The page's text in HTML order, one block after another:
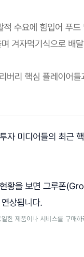
적 수요에 힘입어 푸
겨자먹기식으로 배
버리 핵심 플레이어
자 미디어들의 최근
황을 보면 그루폰
상됩니다.
한 제품이나 서비스를 구매